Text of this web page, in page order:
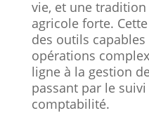
vie, et une
agricole forte.
des outils
opérations
ligne à la gestion
passant par le
comptabilité.